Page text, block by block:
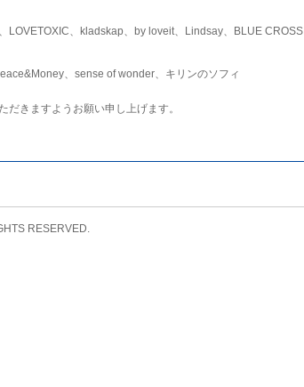
LOVETOXIC、kladskap、by loveit、Lindsay、BLUE CROSS
、sense of wonder、キリンのソフィ
きますようお願い申し上げます。